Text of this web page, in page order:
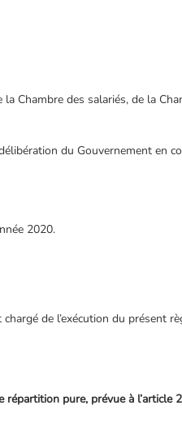
Chambre des salariés, de la
du Gouvernement en
2020.
de l’exécution du présent
pure, prévue à l’article